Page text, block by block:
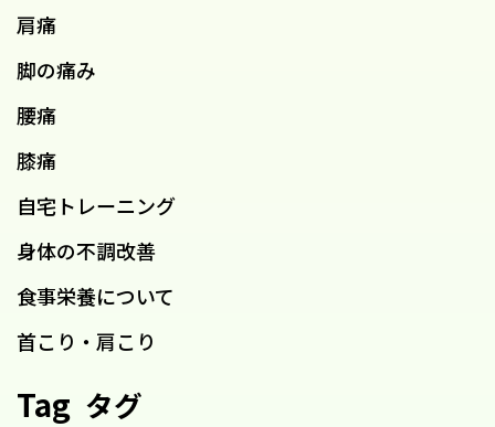
肩痛
脚の痛み
腰痛
膝痛
自宅トレーニング
身体の不調改善
食事栄養について
首こり・肩こり
Tag タグ